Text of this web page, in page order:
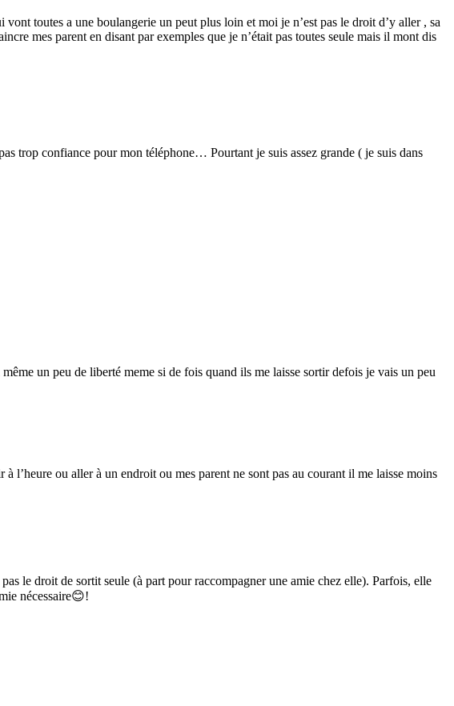
toutes a une boulangerie un peut plus loin et moi je n’est pas le droit d’y aller , sa
mes parent en disant par exemples que je n’était pas toutes seule mais il mont dis
trop confiance pour mon téléphone… Pourtant je suis assez grande ( je suis dans
un peu de liberté meme si de fois quand ils me laisse sortir defois je vais un peu
l’heure ou aller à un endroit ou mes parent ne sont pas au courant il me laisse moins
le droit de sortit seule (à part pour raccompagner une amie chez elle). Parfois, elle
nécessaire😊!